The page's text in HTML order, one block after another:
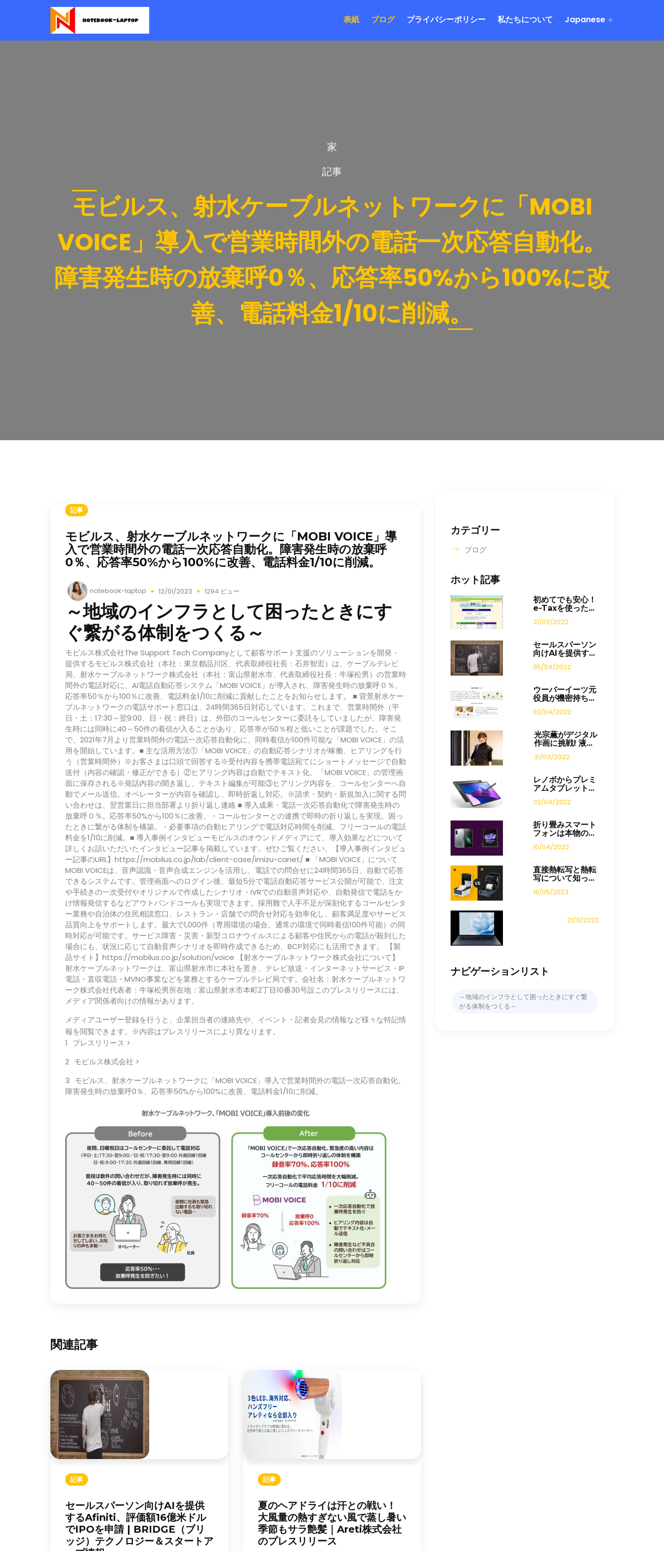
表紙 ブログ プライバシーポリシー 私たちについて Japanese
家
記事
モビルス、射水ケーブルネットワークに「MOBI
VOICE」導入で営業時間外の電話一次応答自動化。
障害発生時の放棄呼0％、応答率50%から100%に改
善、電話料金1/10に削減。
記事
モビルス、射水ケーブルネットワークに「MOBI VOICE」導
入で営業時間外の電話一次応答自動化。障害発生時の放棄呼
0％、応答率50%から100%に改善、電話料金1/10に削減。
notebook-laptop 12/01/2023 1294 ビュー
～地域のインフラとして困ったときにす
ぐ繋がる体制をつくる～
モビルス株式会社The Support Tech Companyとして顧客サポート支援のソリューションを開発・
提供するモビルス株式会社（本社：東京都品川区、代表取締役社長：石井智宏）は、ケーブルテレビ
局、射水ケーブルネットワーク株式会社（本社：富山県射水市、代表取締役社長：牛塚松男）の営業時
間外の電話対応に、AI電話自動応答システム「MOBI VOICE」が導入され、障害発生時の放棄呼０％、
応答率50％から100％に改善、電話料金1/10に削減に貢献したことをお知らせします。 ■ 背景射水ケー
ブルネットワークの電話サポート窓口は、24時間365日対応しています。これまで、営業時間外（平
日・土：17:30～翌9:00、日・祝：終日）は、外部のコールセンターに委託をしていましたが、障害発
生時には同時に40～50件の着信が入ることがあり、応答率が50％程と低いことが課題でした。そこ
で、2021年7月より営業時間外の電話一次応答自動化に、同時着信が100件可能な「MOBI VOICE」の活
用を開始しています。■ 主な活用方法①「MOBI VOICE」の自動応答シナリオが稼働、ヒアリングを行
う（営業時間外）※お客さまは口頭で回答する※受付内容を携帯電話宛てにショートメッセージで自動
送付（内容の確認・修正ができる）②ヒアリング内容は自動でテキスト化、「MOBI VOICE」の管理画
面に保存される※発話内容の聞き返し、テキスト編集が可能③ヒアリング内容を、コールセンターへ自
動でメール送信。オペレーターが内容を確認し、即時折返し対応。※請求・契約・新規加入に関する問
い合わせは、翌営業日に担当部署より折り返し連絡 ■ 導入成果・電話一次応答自動化で障害発生時の
放棄呼０％。応答率50%から100％に改善。・コールセンターとの連携で即時の折り返しを実現。困っ
たときに繋がる体制を構築。・必要事項の自動ヒアリングで電話対応時間を削減。フリーコールの電話
料金を1/10に削減。■ 導入事例インタビューモビルスのオウンドメディアにて、導入効果などについて
詳しくお話いただいたインタビュー記事を掲載しています。ぜひご覧ください。【導入事例インタビュ
ー記事のURL】https://mobilus.co.jp/lab/client-case/imizu-canet/ ■ 「MOBI VOICE」について
MOBI VOICEは、音声認識・音声合成エンジンを活用し、電話での問合せに24時間365日、自動で応答
できるシステムです。管理画面へのログイン後、最短5分で電話自動応答サービス公開が可能で、注文
や手続きの一次受付やオリジナルで作成したシナリオ・IVRでの自動音声対応や、自動発信で電話をか
け情報発信するなどアウトバンドコールも実現できます。採用難で人手不足が深刻化するコールセンタ
ー業務や自治体の住民相談窓口、レストラン・店舗での問合せ対応を効率化し、顧客満足度やサービス
品質向上をサポートします。最大で1,000件（専用環境の場合。通常の環境で同時着信100件可能）の同
時対応が可能です。サービス障害・災害・新型コロナウイルスによる顧客や住民からの電話が殺到した
場合にも、状況に応じて自動音声シナリオを即時作成できるため、BCP対応にも活用できます。 【製
品サイト】https://mobilus.co.jp/solution/voice 【射水ケーブルネットワーク株式会社について】
射水ケーブルネットワークは、富山県射水市に本社を置き、テレビ放送・インターネットサービス・IP
電話・直収電話・MVNO事業などを業務とするケーブルテレビ局です。会社名：射水ケーブルネットワ
ーク株式会社代表者：牛塚松男所在地：富山県射水市本町2丁目10番30号設このプレスリリースには、
メディア関係者向けの情報があります。
メディアユーザー登録を行うと、企業担当者の連絡先や、イベント・記者会見の情報など様々な特記情
報を閲覧できます。※内容はプレスリリースにより異なります。
プレスリリース >
モビルス株式会社 >
モビルス、射水ケーブルネットワークに「MOBI VOICE」導入で営業時間外の電話一次応答自動化。
障害発生時の放棄呼0％、応答率50%から100%に改善、電話料金1/10に削減。
関連記事
記事
セールスパーソン向けAIを提供
するAfiniti、評価額16億米ドル
でIPOを申請 | BRIDGE（ブリ
ッジ）テクノロジー＆スタートア
記事
夏のヘアドライは汗との戦い！
大風量の熱すぎない風で蒸し暑い
季節もサラ艶髪｜Areti株式会社
のプレスリリース
カテゴリー
ブログ
ホット記事
初めてでも安心！
e-Taxを使った...
31/03/2022
セールスパーソン
向けAIを提供す...
05/04/2022
ウーバーイーツ元
役員が機密持ち...
02/04/2022
光宗薫がデジタル
作画に挑戦! 液...
31/03/2022
レノボからプレミ
アムタブレット...
02/04/2022
折り畳みスマート
フォンは本物の...
10/04/2022
直接熱転写と熱転
写について知っ...
16/05/2023
21/11/2023
ナビゲーションリスト
～地域のインフラとして困ったときにすぐ繋
がる体制をつくる～